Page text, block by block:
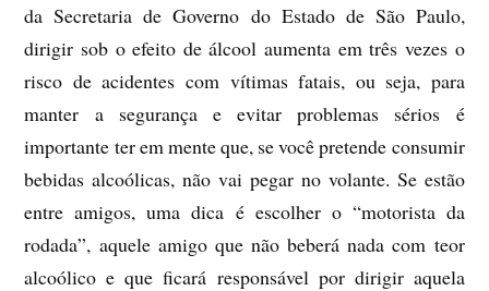
da Secretaria de Governo do Estado de São Paulo,
dirigir sob o efeito de álcool aumenta em três vezes o
risco de acidentes com vítimas fatais, ou seja, para
manter a segurança e evitar problemas sérios é
importante ter em mente que, se você pretende consumir
bebidas alcoólicas, não vai pegar no volante. Se estão
entre amigos, uma dica é escolher o “motorista da
rodada”, aquele amigo que não beberá nada com teor
alcoólico e que ficará responsável por dirigir aquela